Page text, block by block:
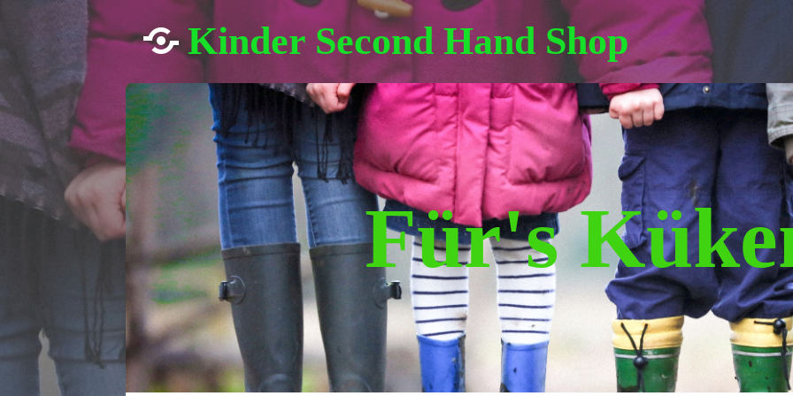
Kinder Second Hand Shop
Für's